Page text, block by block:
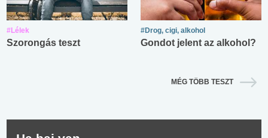
#Lélek
Szorongás teszt
#Drog, cigi, alkohol
Gondot jelent az alkohol?
MÉG TÖBB TESZT